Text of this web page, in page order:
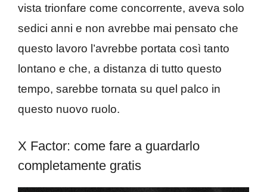
vista trionfare come concorrente, aveva solo
sedici anni e non avrebbe mai pensato che
questo lavoro l’avrebbe portata così tanto
lontano e che, a distanza di tutto questo
tempo, sarebbe tornata su quel palco in
questo nuovo ruolo.
X Factor: come fare a guardarlo
completamente gratis